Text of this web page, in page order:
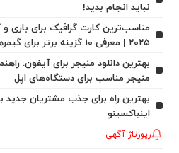
نباید انجام بدید!
مناسب‌ترین کارت گرافیک برای بازی
۲۰۲۵ | معرفی ۱۰ گزینه برتر برای گیمرها
بهترین دانلود منیجر برای آیفون:
منیجر مناسب برای دستگاه‌های اپل
بهترین راه برای جذب مشتریان جدید
اینباکسینو
رپورتاژ آگهی